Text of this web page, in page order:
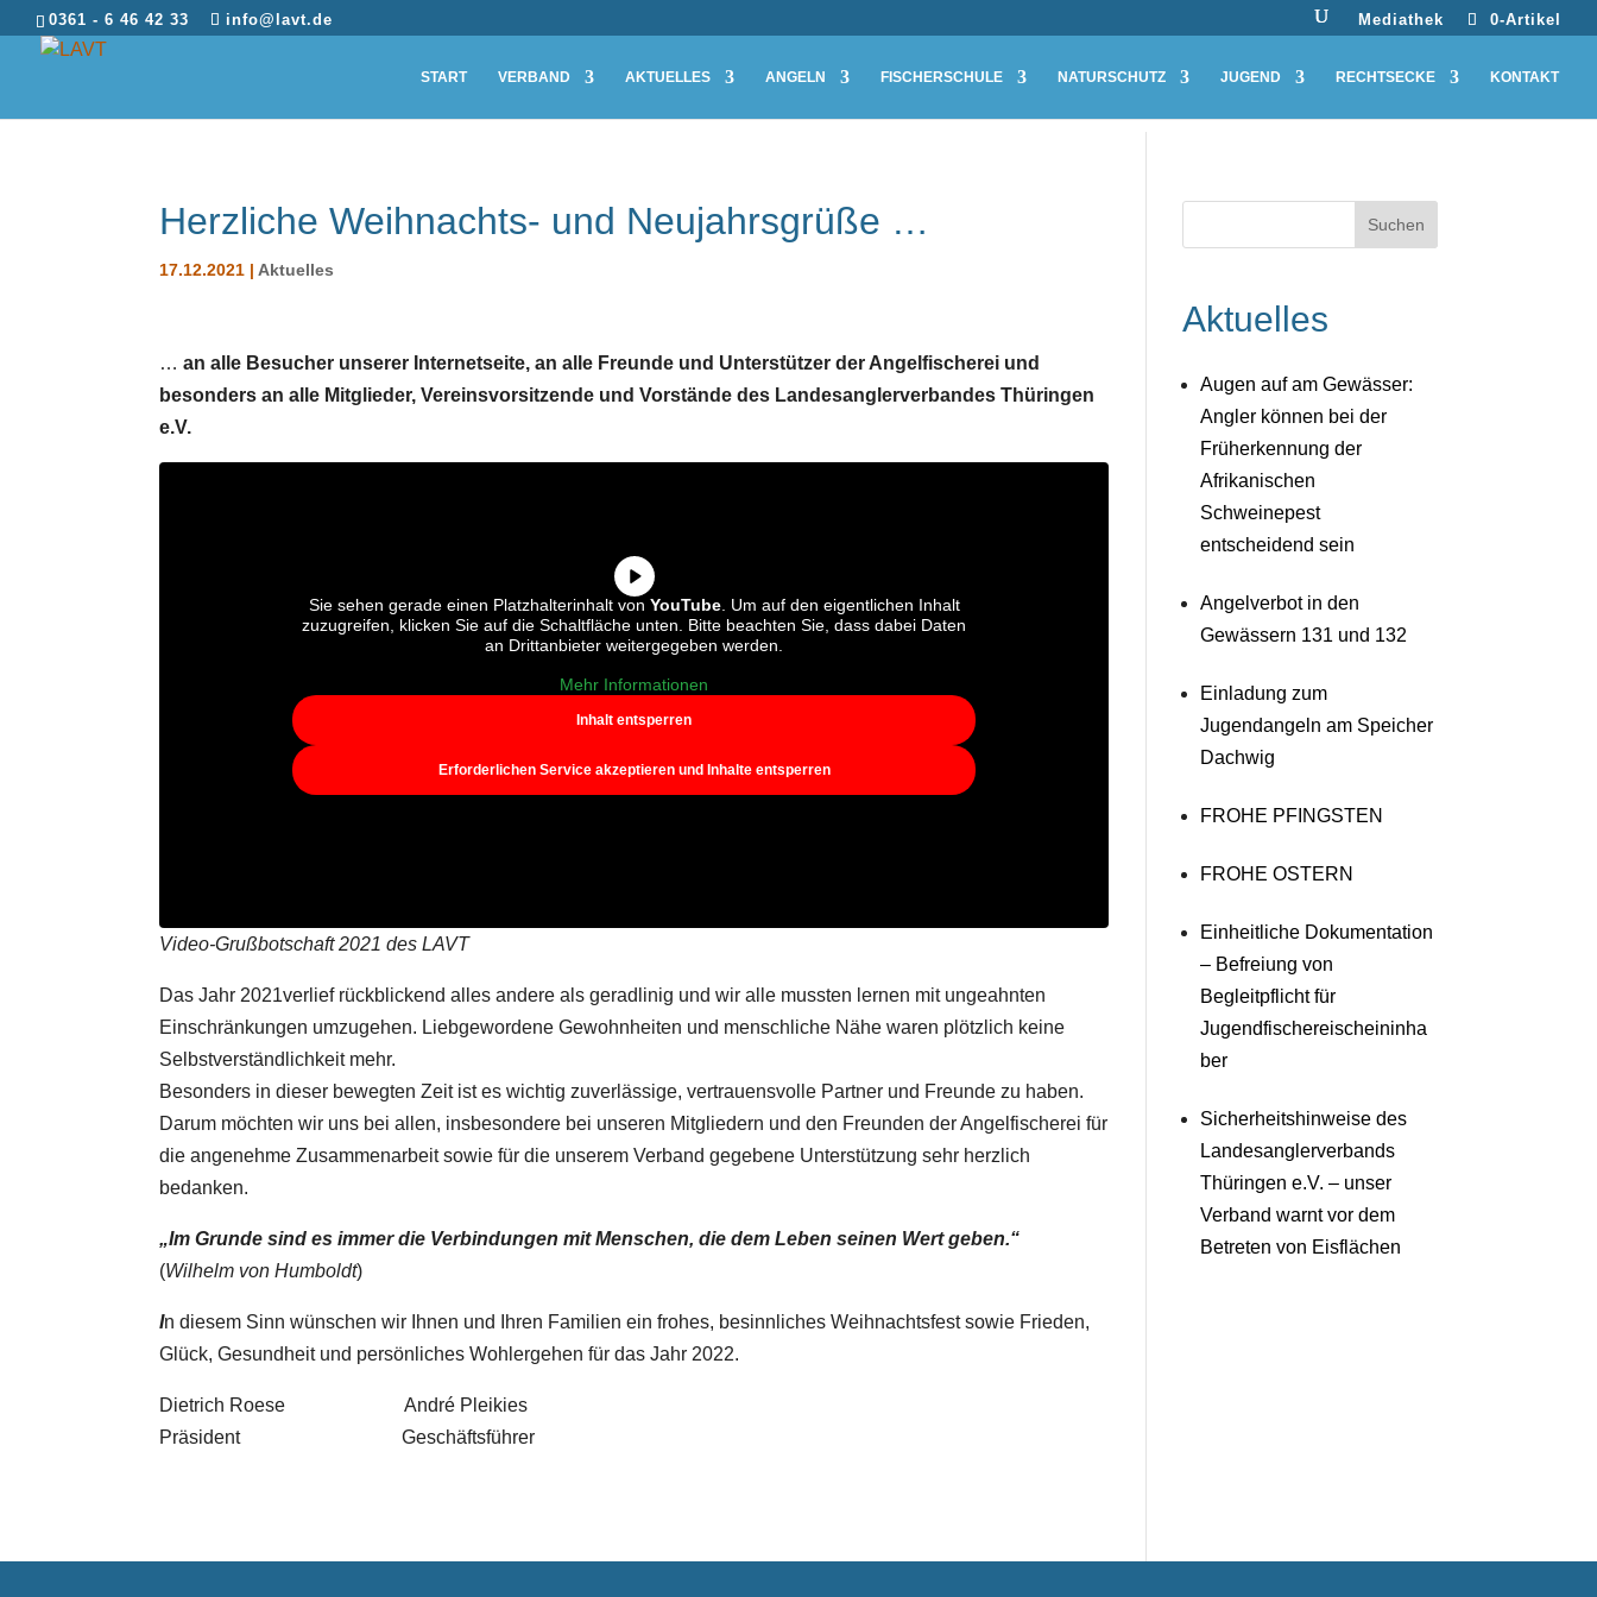
0361 - 6 46 42 33 info@lavt.de Mediathek 0-Artikel
START VERBAND AKTUELLES ANGELN FISCHERSCHULE NATURSCHUTZ JUGEND RECHTSECKE KONTAKT
Herzliche Weihnachts- und Neujahrsgrüße …
17.12.2021 | Aktuelles
…an alle Besucher unserer Internetseite, an alle Freunde und Unterstützer der Angelfischerei und
besonders an alle Mitglieder, Vereinsvorsitzende und Vorstände des Landesanglerverbandes Thüringen
e.V.
Sie sehen gerade einen Platzhalterinhalt von YouTube. Um auf den eigentlichen Inhalt
zuzugreifen, klicken Sie auf die Schaltfläche unten. Bitte beachten Sie, dass dabei Daten
an Drittanbieter weitergegeben werden.
Mehr Informationen
Inhalt entsperren
Erforderlichen Service akzeptieren und Inhalte entsperren
Video-Grußbotschaft 2021 des LAVT
Das Jahr 2021verlief rückblickend alles andere als geradlinig und wir alle mussten lernen mit ungeahnten
Einschränkungen umzugehen. Liebgewordene Gewohnheiten und menschliche Nähe waren plötzlich keine
Selbstverständlichkeit mehr.
Besonders in dieser bewegten Zeit ist es wichtig zuverlässige, vertrauensvolle Partner und Freunde zu haben.
Darum möchten wir uns bei allen, insbesondere bei unseren Mitgliedern und den Freunden der Angelfischerei für
die angenehme Zusammenarbeit sowie für die unserem Verband gegebene Unterstützung sehr herzlich
bedanken.
„Im Grunde sind es immer die Verbindungen mit Menschen, die dem Leben seinen Wert geben.“
(Wilhelm von Humboldt)
In diesem Sinn wünschen wir Ihnen und Ihren Familien ein frohes, besinnliches Weihnachtsfest sowie Frieden,
Glück, Gesundheit und persönliches Wohlergehen für das Jahr 2022.
Dietrich Roese André Pleikies
Präsident Geschäftsführer
Aktuelles
Augen auf am Gewässer:
Angler können bei der
Früherkennung der
Afrikanischen
Schweinepest
entscheidend sein
Angelverbot in den
Gewässern 131 und 132
Einladung zum
Jugendangeln am Speicher
Dachwig
FROHE PFINGSTEN
FROHE OSTERN
Einheitliche Dokumentation
– Befreiung von
Begleitpflicht für
Jugendfischereischeininha
ber
Sicherheitshinweise des
Landesanglerverbands
Thüringen e.V. – unser
Verband warnt vor dem
Betreten von Eisflächen